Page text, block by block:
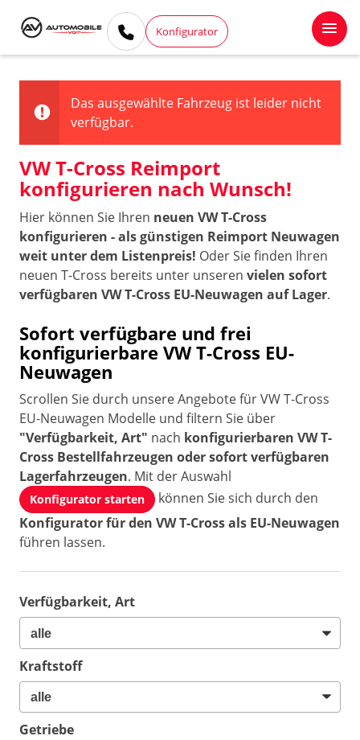
Konfigurator
Das ausgewählte Fahrzeug ist leider nicht
verfügbar.
VW T-Cross Reimport
konfigurieren nach Wunsch!
Hier können Sie Ihren neuen VW T-Cross
konfigurieren - als günstigen Reimport Neuwagen
weit unter dem Listenpreis! Oder Sie finden Ihren
neuen T-Cross bereits unter unseren vielen sofort
verfügbaren VW T-Cross EU-Neuwagen auf Lager.
Sofort verfügbare und frei
konfigurierbare VW T-Cross EU-
Neuwagen
Scrollen Sie durch unsere Angebote für VW T-Cross
EU-Neuwagen Modelle und filtern Sie über
"Verfügbarkeit, Art" nach konfigurierbaren VW T-
Cross Bestellfahrzeugen oder sofort verfügbaren
Lagerfahrzeugen. Mit der Auswahl
Konfigurator starten
können Sie sich durch den
Konfigurator für den VW T-Cross als EU-Neuwagen
führen lassen.
Verfügbarkeit, Art
Kraftstoff
Getriebe